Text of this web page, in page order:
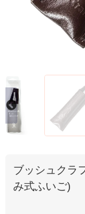
ブッシュクラ
み式ふいご)